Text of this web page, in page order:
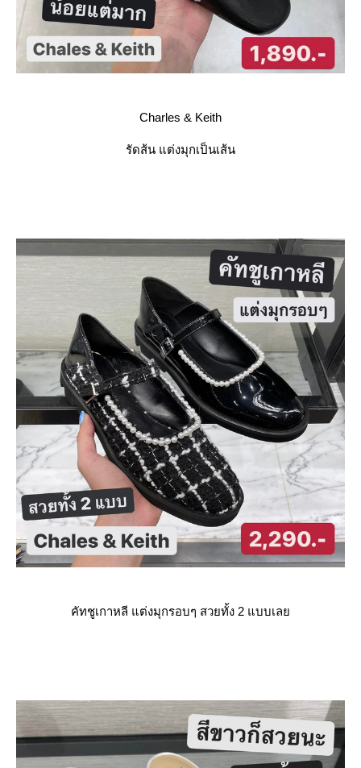
Charles & Keith
รัดส้น แต่งมุกเป็นเส้น
คัทชูเกาหลี แต่งมุกรอบๆ สวยทั้ง 2 แบบเล